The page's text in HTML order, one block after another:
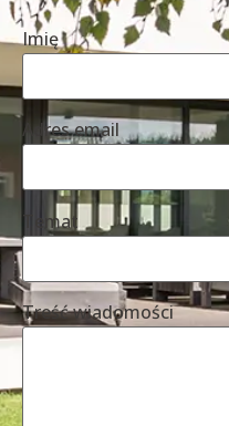
Imię
Adres email
Temat
Treść wiadomości